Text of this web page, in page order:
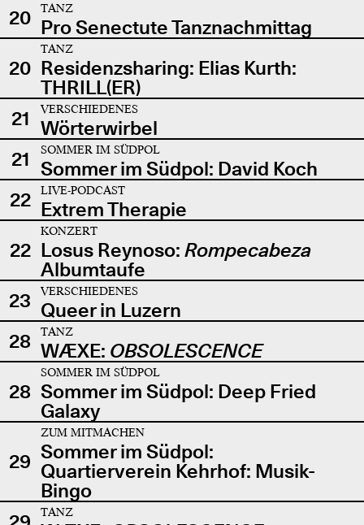
20
TANZ
Pro Senectute Tanznachmittag
20
TANZ
Residenzsharing: Elias Kurth:
THRILL(ER)
21
VERSCHIEDENES
Wörterwirbel
21
SOMMER IM SÜDPOL
Sommer im Südpol: David Koch
22
LIVE-PODCAST
Extrem Therapie
22
KONZERT
Losus Reynoso: Rompecabeza
Albumtaufe
23
VERSCHIEDENES
Queer in Luzern
28
TANZ
WÆXE: OBSOLESCENCE
28
SOMMER IM SÜDPOL
Sommer im Südpol: Deep Fried
Galaxy
29
ZUM MITMACHEN
Sommer im Südpol:
Quartierverein Kehrhof: Musik-
Bingo
TANZ